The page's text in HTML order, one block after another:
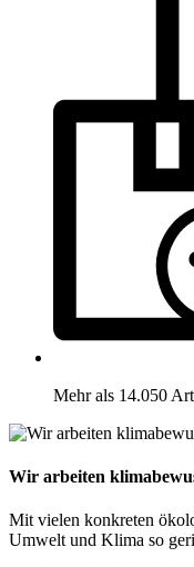
Mehr als 14.050
Wir arbeiten
Mit vielen konkreten
Umwelt und Klima so